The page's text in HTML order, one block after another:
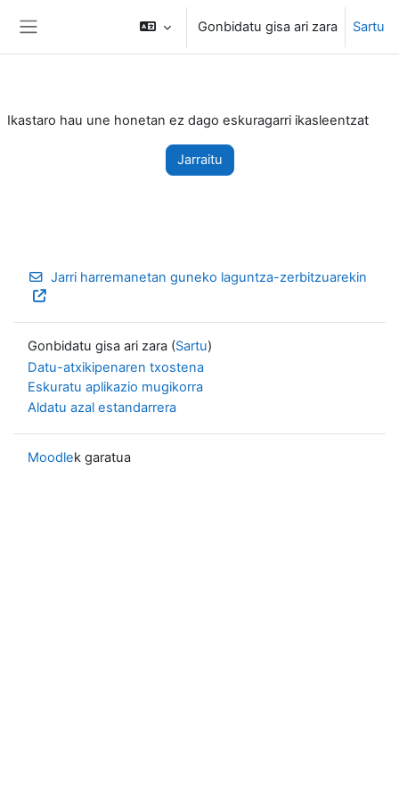
Joan eduki nagusira zuzenean
Gonbidatu gisa ari zara Sartu
Ikastaro hau une honetan ez dago eskuragarri ikasleentzat
Jarraitu
Jarri harremanetan guneko laguntza-zerbitzuarekin
Gonbidatu gisa ari zara (Sartu)
Datu-atxikipenaren txostena
Eskuratu aplikazio mugikorra
Aldatu azal estandarrera
Moodlek garatua